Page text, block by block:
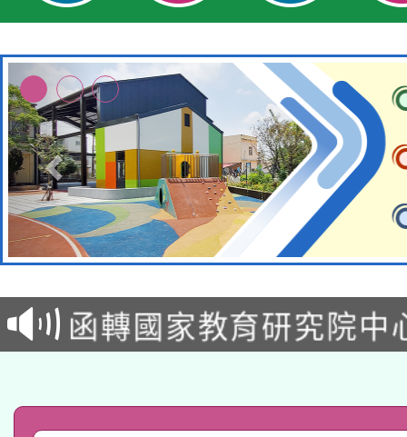
轉知教育部國民及學前
國立臺灣師範大學辦理
函轉國家教育研究院中
族教育國際趨勢與發展
轉知教育部國民及學前
新北市政府教育局辦理
函轉國立臺灣師範大學